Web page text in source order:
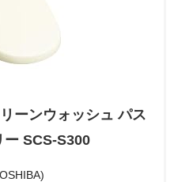
ーンウォッシュ パス
ー SCS-S300